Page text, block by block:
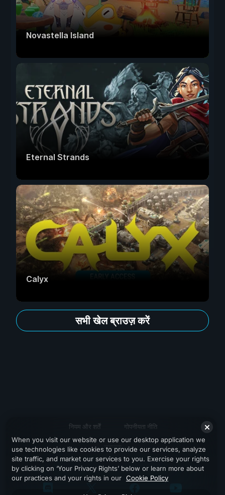
Novastella Island
Eternal Strands
Calyx
सभी खेल ब्राउज़ करें
नियम और शर्तें गोपनीयता नीति
सहायता
When you visit our website or use our desktop application we
use technologies like cookies to provide our services, analyze
site traffic, and market our services to you. Exercise your rights
by clicking on ‘Your Privacy Rights’ below or learn more about
our practices and your rights in our Cookie Policy